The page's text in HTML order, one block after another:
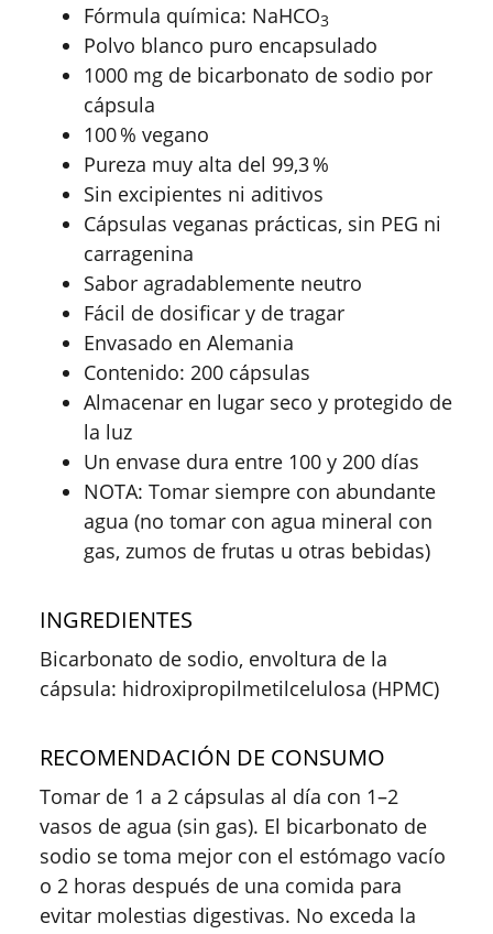
Fórmula química: NaHCO3
Polvo blanco puro encapsulado
1000 mg de bicarbonato de sodio por
cápsula
100 % vegano
Pureza muy alta del 99,3 %
Sin excipientes ni aditivos
Cápsulas veganas prácticas, sin PEG ni
carragenina
Sabor agradablemente neutro
Fácil de dosificar y de tragar
Envasado en Alemania
Contenido: 200 cápsulas
Almacenar en lugar seco y protegido de
la luz
Un envase dura entre 100 y 200 días
NOTA: Tomar siempre con abundante
agua (no tomar con agua mineral con
gas, zumos de frutas u otras bebidas)
INGREDIENTES
Bicarbonato de sodio, envoltura de la
cápsula: hidroxipropilmetilcelulosa (HPMC)
RECOMENDACIÓN DE CONSUMO
Tomar de 1 a 2 cápsulas al día con 1–2
vasos de agua (sin gas). El bicarbonato de
sodio se toma mejor con el estómago vacío
o 2 horas después de una comida para
evitar molestias digestivas. No exceda la